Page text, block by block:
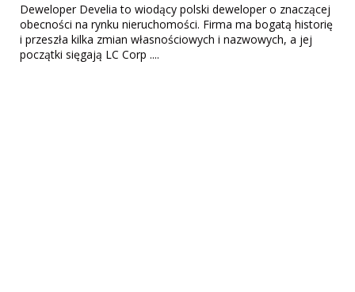
Deweloper Develia to wiodący polski deweloper o znaczącej
obecności na rynku nieruchomości. Firma ma bogatą historię
i przeszła kilka zmian własnościowych i nazwowych, a jej
początki sięgają LC Corp ....